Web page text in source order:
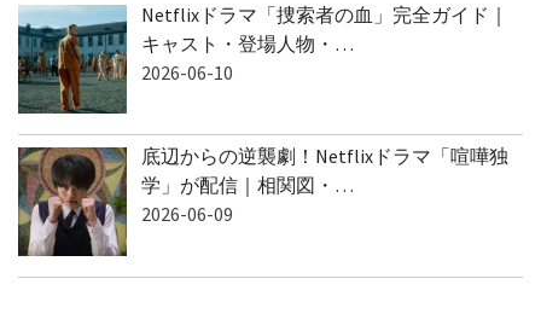
Netflixドラマ「捜索者の血」完全ガイド｜
キャスト・登場人物・…
2026-06-10
底辺からの逆襲劇！Netflixドラマ「喧嘩独
学」が配信｜相関図・…
2026-06-09